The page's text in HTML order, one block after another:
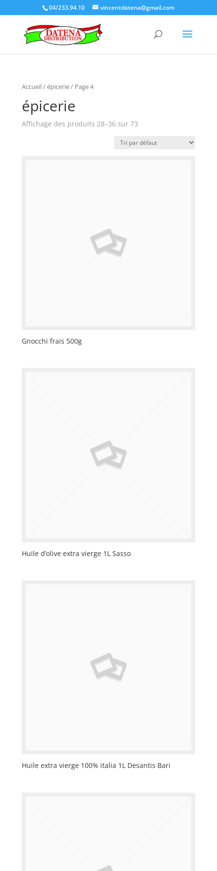
04/233.94.10 vincentdatena@gmail.com
Accueil/ épicerie / Page 4
épicerie
Affichage des produits 28–36 sur 73
Gnocchi frais 500g
Huile d’olive extra vierge 1L Sasso
Huile extra vierge 100% italia 1L Desantis Bari